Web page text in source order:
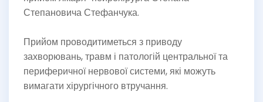
Степановича Стефанчука.
Прийом проводитиметься з приводу
захворювань, травм і патологій центральної та
периферичної нервової системи, які можуть
вимагати хірургічного втручання.